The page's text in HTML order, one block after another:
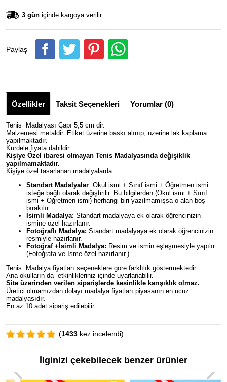
3 gün içinde kargoya verilir.
Paylaş
Özellikler Taksit Seçenekleri Yorumlar (0)
Tenis Madalyası Çapı 5,5 cm dir.
Malzemesi metaldir. Etiket üzerine baskı alınıp, üzerine lak kaplama
yapılmaktadır.
Kurdele fiyata dahildir.
Kişiye Özel ibaresi olmayan Tenis Madalyasında değişiklik
yapılmamaktadır.
Kişiye özel tasarlanan madalyalarda
Standart Madalyalar: Okul ismi + Sınıf ismi + Öğretmen ismi
isteğe bağlı olarak değiştirilir. Bu bilgilerden (Okul ismi + Sınıf
ismi + Öğretmen ismi) herhangi biri yazılmamışsa o alan boş
bırakılır.
İsimli Madalya: Standart madalyaya ek olarak öğrencinizin
ismine özel hazırlanır.
Fotoğraflı Madalya: Standart madalyaya ek olarak öğrencinizin
resmiyle hazırlanır.
Fotoğraf +İsimli Madalya: Resim ve ismin eşleşmesiyle yapılır.
(Fotoğrafa ve İsme özel hazırlanır.)
Tenis Madalya fiyatları seçeneklere göre farklılık göstermektedir.
Ana okulların da etkinlikleriniz içinde uyarlanabilir.
Site üzerinden verilen siparişlerde kesinlikle karışıklık olmaz.
Üretici olmamızdan dolayı madalya fiyatları piyasanın en ucuz
madalyasıdır.
En az 10 adet sipariş edilebilir.
(1433 kez incelendi)
İlginizi çekebilecek benzer ürünler